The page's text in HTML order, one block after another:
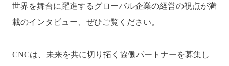
世界を舞台に躍進するグローバル企業の経営の視点が満
載のインタビュー、ぜひご覧ください。
CNCは、未来を共に切り拓く協働パートナーを募集し